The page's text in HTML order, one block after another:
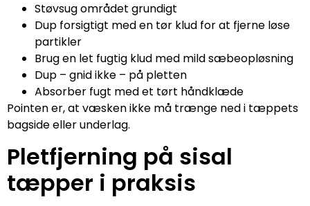
Støvsug området grundigt
Dup forsigtigt med en tør klud for at fjerne løse
partikler
Brug en let fugtig klud med mild sæbeopløsning
Dup – gnid ikke – på pletten
Absorber fugt med et tørt håndklæde
Pointen er, at væsken ikke må trænge ned i tæppets
bagside eller underlag.
Pletfjerning på sisal
tæpper i praksis